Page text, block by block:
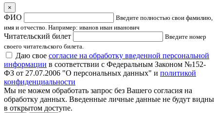
×
ФИО
Введите полностью свои фамилию,
имя и отчество. Например: иванов иван иванович
Читательский билет
Введите номер
своего читательского билета.
Даю свое согласие на обработку введенной персональной
информации в соответствии с Федеральным Законом №152-
ФЗ от 27.07.2006 "О персональных данных" и политикой
конфиденциальности
Мы не можем обработать запрос без Вашего согласия на
обработку данных. Введенные личные данные не будут видны
в открытом доступе.